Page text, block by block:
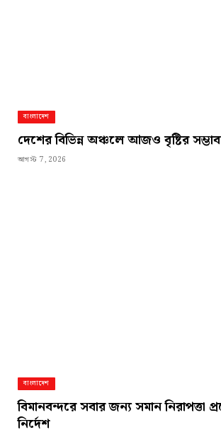
বাংলাদেশ
দেশের বিভিন্ন অঞ্চলে আজও বৃষ্টির
আগস্ট 7, 2026
বাংলাদেশ
বিমানবন্দরে সবার জন্য সমান নিরাপত্তা
নির্দেশ